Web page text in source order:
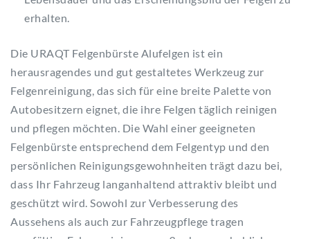
erhalten.
Die URAQT Felgenbürste Alufelgen ist ein
herausragendes und gut gestaltetes Werkzeug zur
Felgenreinigung, das sich für eine breite Palette von
Autobesitzern eignet, die ihre Felgen täglich reinigen
und pflegen möchten. Die Wahl einer geeigneten
Felgenbürste entsprechend dem Felgentyp und den
persönlichen Reinigungsgewohnheiten trägt dazu bei,
dass Ihr Fahrzeug langanhaltend attraktiv bleibt und
geschützt wird. Sowohl zur Verbesserung des
Aussehens als auch zur Fahrzeugpflege tragen